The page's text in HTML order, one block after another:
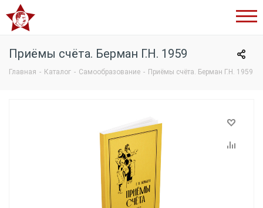
букварь
Приёмы счёта. Берман Г.Н. 1959
Главная - Каталог - Самообразование - Приёмы счёта. Берман Г.Н. 1959